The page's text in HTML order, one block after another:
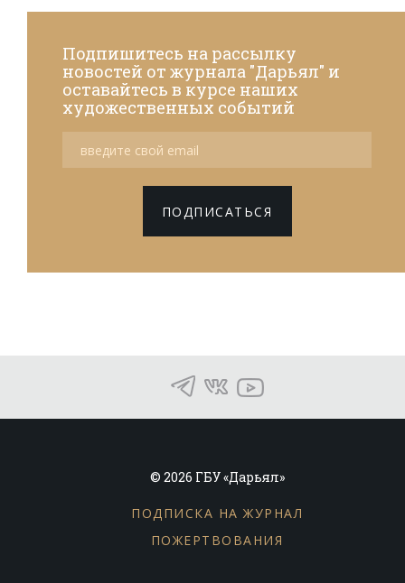
Подпишитесь на рассылку
новостей от журнала "Дарьял" и
оставайтесь в курсе наших
художественных событий
ПОДПИСАТЬСЯ
© 2026 ГБУ «Дарьял»
ПОДПИСКА НА ЖУРНАЛ
ПОЖЕРТВОВАНИЯ